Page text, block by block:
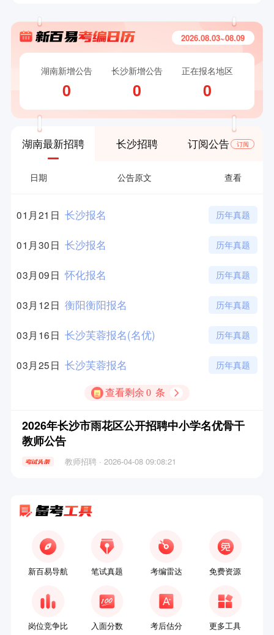
2026.08.03~08.09
湖南新增公告
0
长沙新增公告
0
正在报名地区
0
湖南最新招聘 长沙招聘 订阅公告 订阅
日期 公告原文 查看
01月21日 长沙报名 历年真题
01月30日 长沙报名 历年真题
03月09日 怀化报名 历年真题
03月12日 衡阳衡阳报名 历年真题
03月16日 长沙芙蓉报名(名优) 历年真题
03月25日 长沙芙蓉报名 历年真题
查看剩余 0 条
2026年长沙市雨花区公开招聘中小学名优骨干
教师公告
教师招聘 · 2026-04-08 09:08:21
新百易导航 笔试真题 考编雷达 免费资源
岗位竞争比 入面分数 考后估分 更多工具